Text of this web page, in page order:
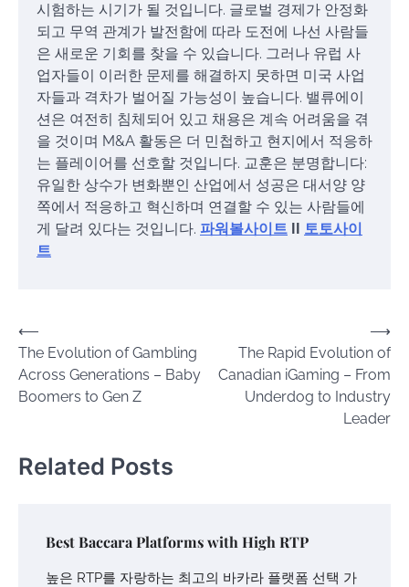
시험하는 시기가 될 것입니다. 글로벌 경제가 안정화
되고 무역 관계가 발전함에 따라 도전에 나선 사람들
은 새로운 기회를 찾을 수 있습니다. 그러나 유럽 사
업자들이 이러한 문제를 해결하지 못하면 미국 사업
자들과 격차가 벌어질 가능성이 높습니다. 밸류에이
션은 여전히 침체되어 있고 채용은 계속 어려움을 겪
을 것이며 M&A 활동은 더 민첩하고 현지에서 적응하
는 플레이어를 선호할 것입니다. 교훈은 분명합니다:
유일한 상수가 변화뿐인 산업에서 성공은 대서양 양
쪽에서 적응하고 혁신하며 연결할 수 있는 사람들에
게 달려 있다는 것입니다. 파워볼사이트 II 토토사이
트
Post
navigation
⟵
The Evolution of Gambling
Across Generations – Baby
Boomers to Gen Z
The Rapid Evolution of
Canadian iGaming – From
Underdog to Industry
Leader
⟶
Related Posts
Best Baccara Platforms with High RTP
높은 RTP를 자랑하는 최고의 바카라 플랫폼 선택 가